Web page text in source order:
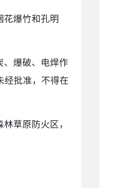
花爆竹和孔明
、爆破、电焊作
经批准，不得在
草原防火区，